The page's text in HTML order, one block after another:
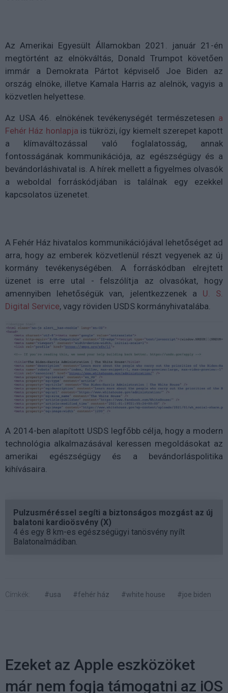
Az Amerikai Egyesült Államokban 2021. január 21-én
megtörtént az elnökváltás, Donald Trumpot követően
immár a Demokrata Pártot képviselő Joe Biden az
ország elnöke, illetve Kamala Harris az alelnök, vagyis a
közvetlen helyettese.
Az USA 46. elnökének tevékenységét természetesen a
Fehér Ház honlapja is tükrözi, így kiemelt szerepet kapott
a klímaváltozással való foglalatosság, annak
fontosságának kommunikációja, az egészségügy és a
bevándorláshivatal is. A hírek mellett a figyelmes olvasók
a weboldal forráskódjában is találnak egy ezekkel
kapcsolatos üzenetet.
A Fehér Ház hivatalos kommunikációjával lehetőséget ad
arra, hogy az emberek közvetlenül részt vegyenek az új
kormány tevékenységében. A forráskódban elrejtett
üzenet is erre utal - felszólítja az olvasókat, hogy
amennyiben lehetőségük van, jelentkezzenek a U. S.
Digital Service, vagy röviden USDS kormányhivatalába.
A 2014-ben alapított USDS legfőbb célja, hogy a modern
technológia alkalmazásával keressen megoldásokat az
amerikai egészségügy és a bevándorláspolitika
kihívásaira.
Pulzusméréssel segíti a biztonságos mozgást az új
balatoni kardioösvény (X)
4 és egy 8 km-es egészségügyi tanösvény nyílt
Balatonalmádiban.
Címkék: #usa #fehér ház #white house #joe biden
Ezeket az Apple eszközöket
már nem fogja támogatni az iOS